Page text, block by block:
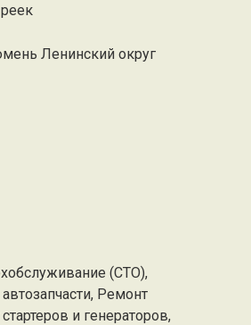
Ленинский округ
(СТО),
Ремонт
и генераторов,